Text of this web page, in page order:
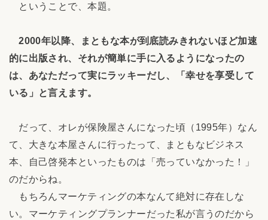
ということで、本題。
2000年以降、まともな本が到底読みきれないほど加速
的に出版され、それが簡単に手に入るようになったの
は、あなただって実にラッキーだし、「幸せを享受して
いる」と言えます。
だって、オレが保険屋さんになった頃（1995年）なん
て、大きな本屋さんに行ったって、まともなビジネス
本、自己啓発本といったものは「売っていなかった！」
のだからね。
もちろんマーケティングの本なんて絶対に存在しな
い。マーケティングプランナーだった私が言うのだから